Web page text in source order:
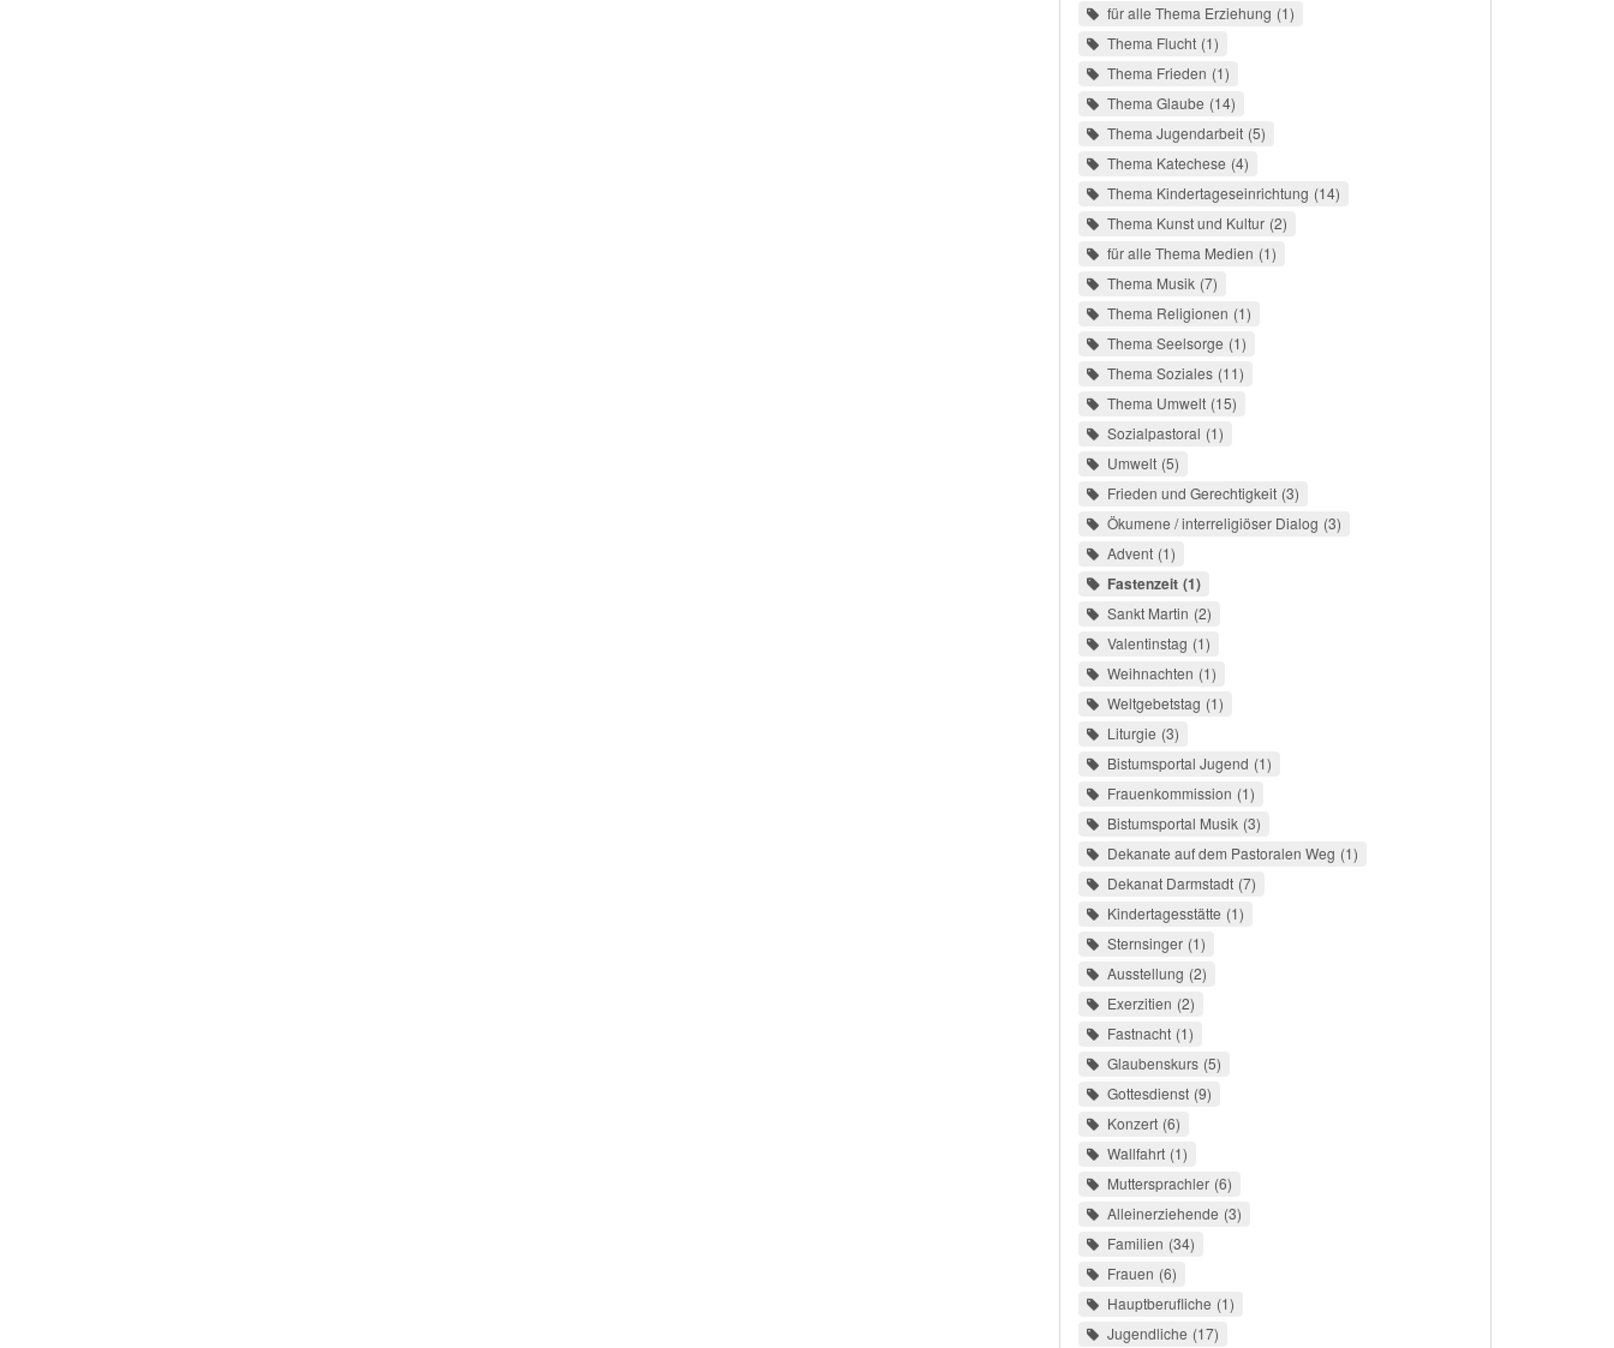
für alle Thema Erziehung 1
Thema Flucht 1
Thema Frieden 1
Thema Glaube 14
Thema Jugendarbeit 5
Thema Katechese 4
Thema Kindertageseinrichtung 14
Thema Kunst und Kultur 2
für alle Thema Medien 1
Thema Musik 7
Thema Religionen 1
Thema Seelsorge 1
Thema Soziales 11
Thema Umwelt 15
Sozialpastoral 1
Umwelt 5
Frieden und Gerechtigkeit 3
Ökumene / interreligiöser Dialog 3
Advent 1
Fastenzeit 1
Sankt Martin 2
Valentinstag 1
Weihnachten 1
Weltgebetstag 1
Liturgie 3
Bistumsportal Jugend 1
Frauenkommission 1
Bistumsportal Musik 3
Dekanate auf dem Pastoralen Weg 1
Dekanat Darmstadt 7
Kindertagesstätte 1
Sternsinger 1
Ausstellung 2
Exerzitien 2
Fastnacht 1
Glaubenskurs 5
Gottesdienst 9
Konzert 6
Wallfahrt 1
Muttersprachler 6
Alleinerziehende 3
Familien 34
Frauen 6
Hauptberufliche 1
Jugendliche 17